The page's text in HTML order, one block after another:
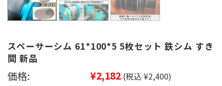
スペーサーシム 61*100*5 5枚セット 鉄シム すき
間 新品
価格: ¥2,182 (税込 ¥2,400)